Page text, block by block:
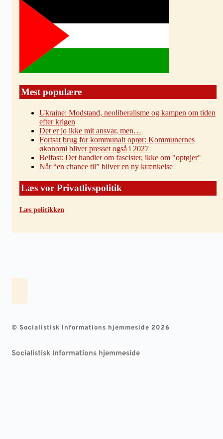
Mest populære
Ukraine: Modstand, neoliberalisme og kampen om tiden
efter krigen
Det er jo ikke mit ansvar, men…
Fortsat brug for kommunalt oprør: Kommunernes
økonomi bliver presset også i 2027
Belfast: Det handler om fascister, ikke om "optøjer"
Når “en chance til” bliver en ny krænkelse
Læs vor Privatlivspolitik
Læs politikken
© Socialistisk Informations hjemmeside 2026
Socialistisk Informations hjemmeside